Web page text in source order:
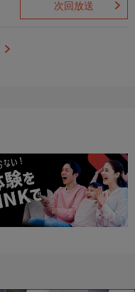
次回放送